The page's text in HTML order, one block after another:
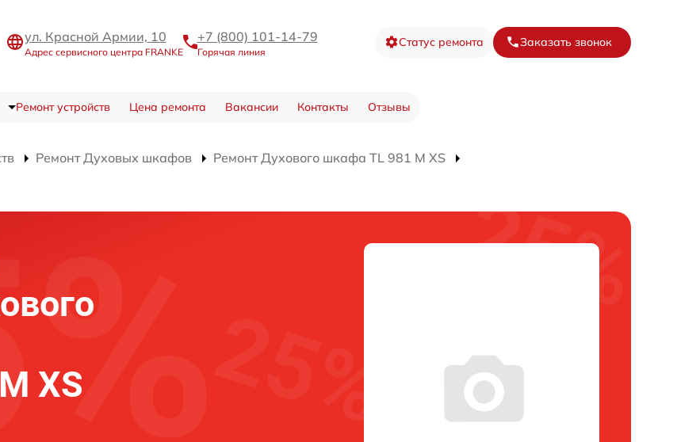
ул. Красной Армии, 10
Адрес сервисного центра FRANKE
+7 (800) 101-14-79
Горячая линия
Статус ремонта Заказать звонок
Ремонт устройств Цена ремонта Вакансии Контакты Отзывы
Ремонт Духовых шкафов
Ремонт Духового шкафа TL 981 M XS
XS